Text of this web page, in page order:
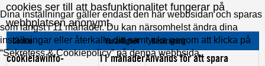
Dina inställningar gäller endast den här webbsidan och sparas
som längst i 11 månader. Du kan närsomhelst ändra dina
inställningar eller återkalla ditt samtycke genom att klicka på
“Sekretess & Cookiepolicy” på denna webbsida.
cookies ser till att basfunktionalitet fungerar på
webbplatsen anonymt.
Cookie Varaktighet Beskrivning
cookielawinfo-
11 månaderAnvänds för att spara